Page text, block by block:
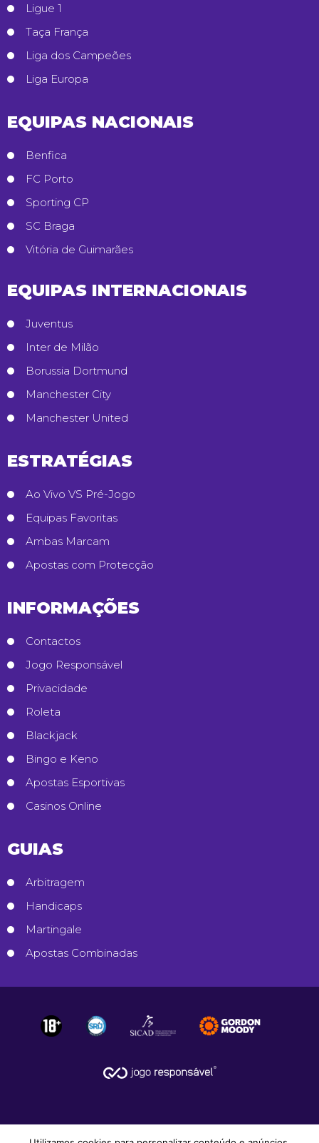
Ligue 1
Taça França
Liga dos Campeões
Liga Europa
EQUIPAS NACIONAIS
Benfica
FC Porto
Sporting CP
SC Braga
Vitória de Guimarães
EQUIPAS INTERNACIONAIS
Juventus
Inter de Milão
Borussia Dortmund
Manchester City
Manchester United
ESTRATÉGIAS
Ao Vivo VS Pré-Jogo
Equipas Favoritas
Ambas Marcam
Apostas com Protecção
INFORMAÇÕES
Contactos
Jogo Responsável
Privacidade
Roleta
Blackjack
Bingo e Keno
Apostas Esportivas
Casinos Online
GUIAS
Arbitragem
Handicaps
Martingale
Apostas Combinadas